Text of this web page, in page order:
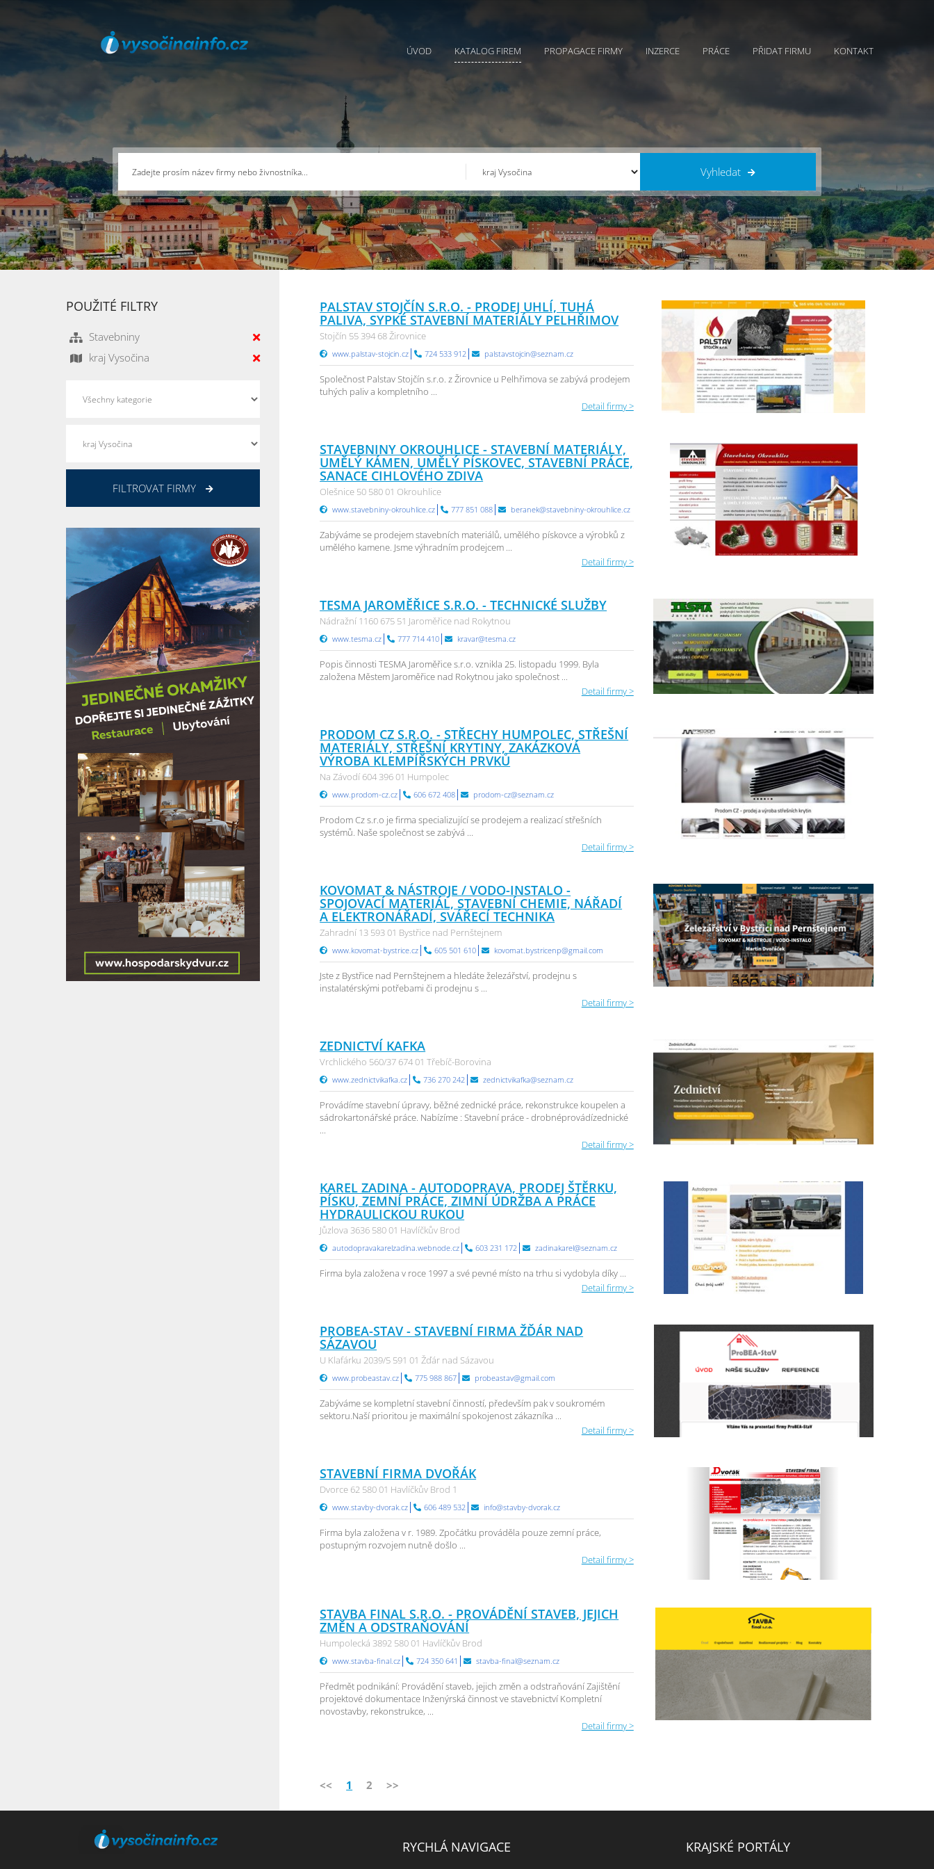
ÚVOD KATALOG FIREM PROPAGACE FIRMY INZERCE PRÁCE PŘIDAT FIRMU KONTAKT
Vyhledat
PALSTAV STOJČÍN S.R.O. - PRODEJ UHLÍ, TUHÁ
PALIVA, SYPKÉ STAVEBNÍ MATERIÁLY PELHŘIMOV
Stojčín 55 394 68 Žirovnice
www.palstav-stojcin.cz 724 533 912 palstavstojcin@seznam.cz
Společnost Palstav Stojčín s.r.o. z Žirovnice u Pelhřimova se zabývá prodejem
tuhých paliv a kompletního ...
Detail firmy >
STAVEBNINY OKROUHLICE - STAVEBNÍ MATERIÁLY,
UMĚLÝ KÁMEN, UMĚLÝ PÍSKOVEC, STAVEBNÍ PRÁCE,
SANACE CIHLOVÉHO ZDIVA
Olešnice 50 580 01 Okrouhlice
www.stavebniny-okrouhlice.cz 777 851 088 beranek@stavebniny-okrouhlice.cz
Zabýváme se prodejem stavebních materiálů, umělého pískovce a výrobků z
umělého kamene. Jsme výhradním prodejcem ...
Detail firmy >
TESMA JAROMĚŘICE S.R.O. - TECHNICKÉ SLUŽBY
Nádražní 1160 675 51 Jaroměřice nad Rokytnou
www.tesma.cz 777 714 410 kravar@tesma.cz
Popis činnosti TESMA Jaroměřice s.r.o. vznikla 25. listopadu 1999. Byla
založena Městem Jaroměřice nad Rokytnou jako společnost ...
Detail firmy >
PRODOM CZ S.R.O. - STŘECHY HUMPOLEC, STŘEŠNÍ
MATERIÁLY, STŘEŠNÍ KRYTINY, ZAKÁZKOVÁ
VÝROBA KLEMPÍŘSKÝCH PRVKŮ
Na Závodí 604 396 01 Humpolec
www.prodom-cz.cz 606 672 408 prodom-cz@seznam.cz
Prodom Cz s.r.o je firma specializující se prodejem a realizací střešních
systémů. Naše společnost se zabývá ...
Detail firmy >
KOVOMAT & NÁSTROJE / VODO-INSTALO -
SPOJOVACÍ MATERIÁL, STAVEBNÍ CHEMIE, NÁŘADÍ
A ELEKTRONÁŘADÍ, SVÁŘECÍ TECHNIKA
Zahradní 13 593 01 Bystřice nad Pernštejnem
www.kovomat-bystrice.cz 605 501 610 kovomat.bystricenp@gmail.com
Jste z Bystřice nad Pernštejnem a hledáte železářství, prodejnu s
instalatérskými potřebami či prodejnu s ...
Detail firmy >
ZEDNICTVÍ KAFKA
Vrchlického 560/37 674 01 Třebíč-Borovina
www.zednictvikafka.cz 736 270 242 zednictvikafka@seznam.cz
Provádíme stavební úpravy, běžné zednické práce, rekonstrukce koupelen a
sádrokartonářské práce. Nabízíme : Stavební práce - drobnéprovádízednické
...
Detail firmy >
KAREL ZADINA - AUTODOPRAVA, PRODEJ ŠTĚRKU,
PÍSKU, ZEMNÍ PRÁCE, ZIMNÍ ÚDRŽBA A PRÁCE
HYDRAULICKOU RUKOU
Jůzlova 3636 580 01 Havlíčkův Brod
autodopravakarelzadina.webnode.cz 603 231 172 zadinakarel@seznam.cz
Firma byla založena v roce 1997 a své pevné místo na trhu si vydobyla díky ...
Detail firmy >
PROBEA-STAV - STAVEBNÍ FIRMA ŽĎÁR NAD
SÁZAVOU
U Klafárku 2039/5 591 01 Žďár nad Sázavou
www.probeastav.cz 775 988 867 probeastav@gmail.com
Zabýváme se kompletní stavební činností, především pak v soukromém
sektoru.Naší prioritou je maximální spokojenost zákazníka ...
Detail firmy >
STAVEBNÍ FIRMA DVOŘÁK
Dvorce 62 580 01 Havlíčkův Brod 1
www.stavby-dvorak.cz 606 489 532 info@stavby-dvorak.cz
Firma byla založena v r. 1989. Zpočátku prováděla pouze zemní práce,
postupným rozvojem nutně došlo ...
Detail firmy >
STAVBA FINAL S.R.O. - PROVÁDĚNÍ STAVEB, JEJICH
ZMĚN A ODSTRAŇOVÁNÍ
Humpolecká 3892 580 01 Havlíčkův Brod
www.stavba-final.cz 724 350 641 stavba-final@seznam.cz
Předmět podnikání: Provádění staveb, jejich změn a odstraňování Zajištění
projektové dokumentace Inženýrská činnost ve stavebnictví Kompletní
novostavby, rekonstrukce, ...
Detail firmy >
<< 1 2 >>
POUŽITÉ FILTRY
Stavebniny
kraj Vysočina
FILTROVAT FIRMY
RYCHLÁ NAVIGACE KRAJSKÉ PORTÁLY